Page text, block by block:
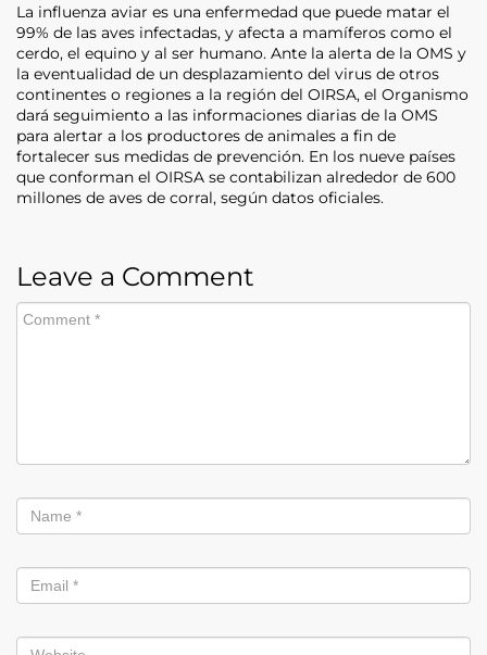
La infl­uenza aviar es una enfermedad que puede matar el
99% de las aves infectadas, y afecta a mamíferos como el
cerdo, el equino y al ser humano. Ante la alerta de la OMS y
la eventualidad de un desplazamiento del virus de otros
continentes o regiones a la región del OIRSA, el Organismo
dará seguimiento a las informaciones diarias de la OMS
para alertar a los productores de animales a fin de
fortalecer sus medidas de prevención. En los nueve países
que conforman el OIRSA se contabilizan alrededor de 600
millones de aves de corral, según datos oficiales.
Leave a Comment